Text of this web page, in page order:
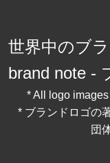
世界中のブ
brand note -
* All logo
* ブランドロゴの
団